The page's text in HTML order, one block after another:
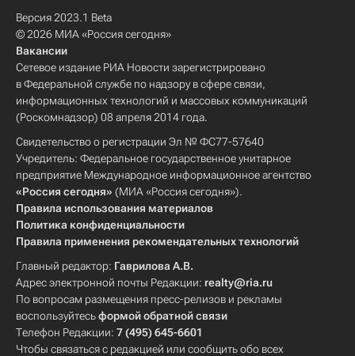
Версия 2023.1 Beta
© 2026 МИА «Россия сегодня»
Вакансии
Сетевое издание РИА Новости зарегистрировано
в Федеральной службе по надзору в сфере связи,
информационных технологий и массовых коммуникаций
(Роскомнадзор) 08 апреля 2014 года.
Свидетельство о регистрации Эл № ФС77-57640
Учредитель: Федеральное государственное унитарное
предприятие Международное информационное агентство
«Россия сегодня» (МИА «Россия сегодня»).
Правила использования материалов
Политика конфиденциальности
Правила применения рекомендательных технологий
Главный редактор: Гаврилова А.В.
Адрес электронной почты Редакции: realty@ria.ru
По вопросам размещения пресс-релизов и рекламы
воспользуйтесьформой обратной связи
Телефон Редакции: 7 (495) 645-6601
Чтобы связаться с редакцией или сообщить обо всех